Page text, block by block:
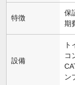
特徴
保
期
設備
コ
ン